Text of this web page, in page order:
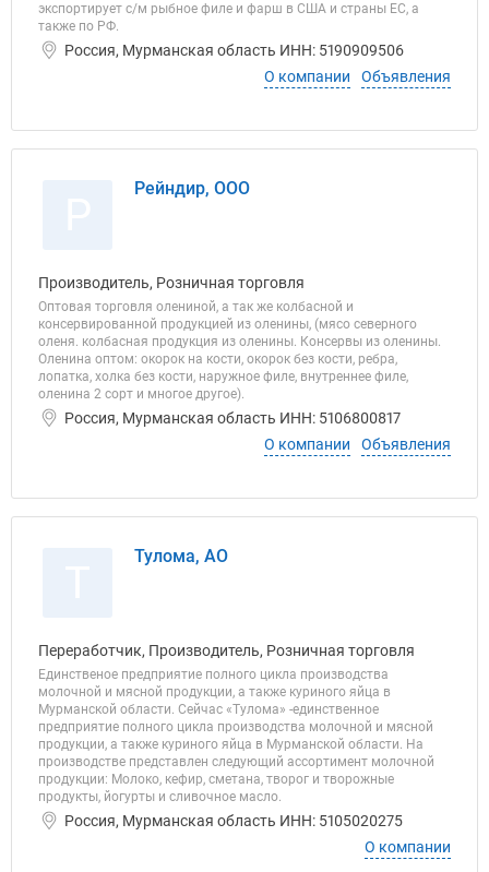
экспортирует с/м рыбное филе и фарш в США и страны ЕС, а
также по РФ.
Россия, Мурманская область ИНН: 5190909506
О компании
Объявления
Рейндир, ООО
Производитель, Розничная торговля
Оптовая торговля олениной, а так же колбасной и
консервированной продукцией из оленины, (мясо северного
оленя. колбасная продукция из оленины. Консервы из оленины.
Оленина оптом: окорок на кости, окорок без кости, ребра,
лопатка, холка без кости, наружное филе, внутреннее филе,
оленина 2 сорт и многое другое).
Россия, Мурманская область ИНН: 5106800817
О компании
Объявления
Тулома, АО
Переработчик, Производитель, Розничная торговля
Единственое предприятие полного цикла производства
молочной и мясной продукции, а также куриного яйца в
Мурманской области. Сейчас «Тулома» -единственное
предприятие полного цикла производства молочной и мясной
продукции, а также куриного яйца в Мурманской области. На
производстве представлен следующий ассортимент молочной
продукции: Молоко, кефир, сметана, творог и творожные
продукты, йогурты и сливочное масло.
Россия, Мурманская область ИНН: 5105020275
О компании